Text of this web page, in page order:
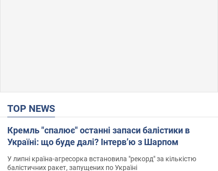
TOP NEWS
Кремль "спалює" останні запаси балістики в
Україні: що буде далі? Інтерв’ю з Шарпом
У липні країна-агресорка встановила "рекорд" за кількістю
балістичних ракет, запущених по Україні